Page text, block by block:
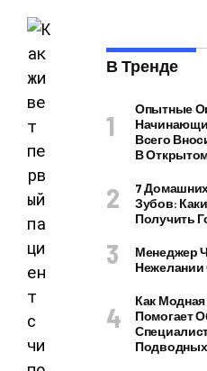
В Тренде
Опытные
Всего
В
7
Зубов:
Получить
Менеджер
Нежелании
Как
Помогает